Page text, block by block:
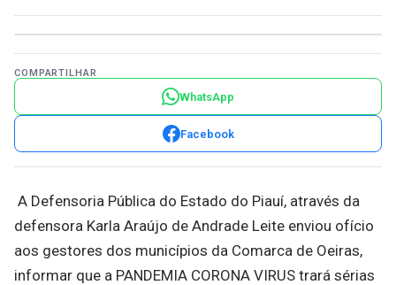
COMPARTILHAR
WhatsApp
Facebook
A Defensoria Pública do Estado do Piauí, através da
defensora Karla Araújo de Andrade Leite enviou ofício
aos gestores dos municípios da Comarca de Oeiras,
informar que a PANDEMIA CORONA VIRUS trará sérias